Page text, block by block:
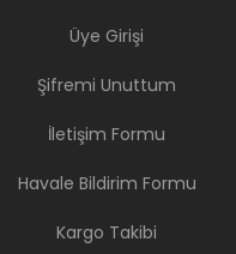
Üye Girişi
Şifremi Unuttum
İletişim Formu
Havale Bildirim Formu
Kargo Takibi